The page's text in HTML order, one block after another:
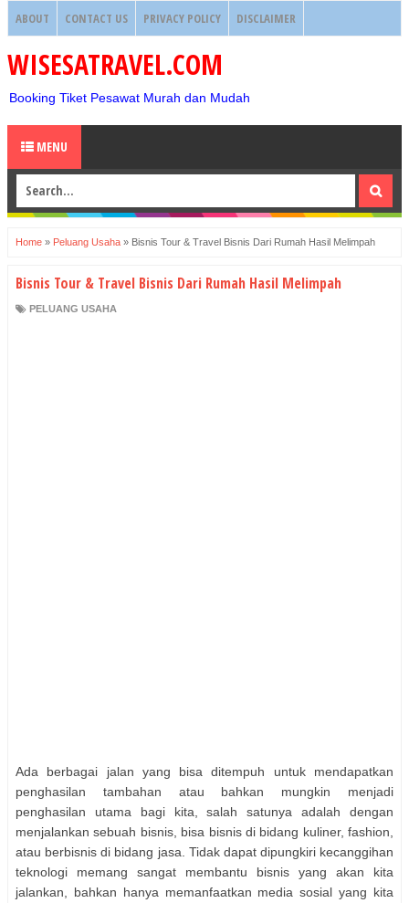
ABOUT CONTACT US PRIVACY POLICY DISCLAIMER
WISESATRAVEL.COM
Booking Tiket Pesawat Murah dan Mudah
MENU
Home » Peluang Usaha » Bisnis Tour & Travel Bisnis Dari Rumah Hasil Melimpah
Bisnis Tour & Travel Bisnis Dari Rumah Hasil Melimpah
PELUANG USAHA
Ada berbagai jalan yang bisa ditempuh untuk mendapatkan
penghasilan tambahan atau bahkan mungkin menjadi
penghasilan utama bagi kita, salah satunya adalah dengan
menjalankan sebuah bisnis, bisa bisnis di bidang kuliner, fashion,
atau berbisnis di bidang jasa. Tidak dapat dipungkiri kecanggihan
teknologi memang sangat membantu bisnis yang akan kita
jalankan, bahkan hanya memanfaatkan media sosial yang kita